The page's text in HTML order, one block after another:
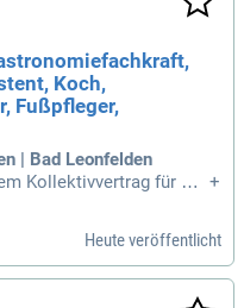
Koch,
Fußpfleger,
| Bad Leonfelden
Kollektivvertrag für Ho
1. LJ € 1.050
uns auf deine Bewerbu
+
Heute veröffentlicht